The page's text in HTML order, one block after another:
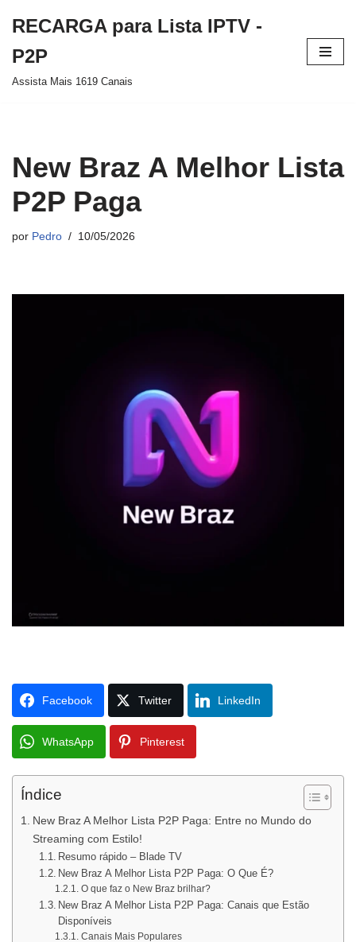
para
o
RECARGA para Lista IPTV -
P2P
Assista Mais 1619 Canais
New Braz A Melhor Lista
P2P Paga
por Pedro 10/05/2026
Facebook Twitter LinkedIn
WhatsApp Pinterest
Índice
New Braz A Melhor Lista P2P Paga: Entre no Mundo do
Streaming com Estilo!
Resumo rápido – Blade TV
New Braz A Melhor Lista P2P Paga: O Que É?
O que faz o New Braz brilhar?
New Braz A Melhor Lista P2P Paga: Canais que Estão
Disponíveis
Canais Mais Populares